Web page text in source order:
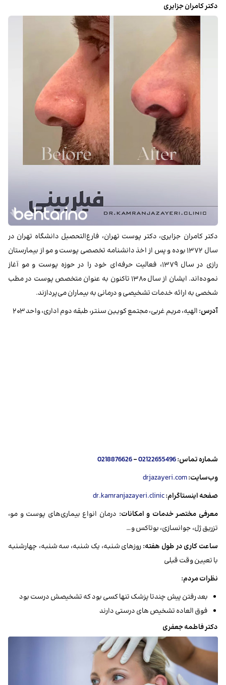
دکتر کامران جزایری
دکتر کامران جزایری، دکتر پوست تهران، فارغ‌التحصیل دانشگاه تهران در
سال ۱۳۷۲ بوده و پس از اخذ دانشنامه تخصصی پوست و مو از بیمارستان
رازی در سال ۱۳۷۹، فعالیت حرفه‌ای خود را در حوزه پوست و مو آغاز
نموده‌اند. ایشان از سال ۱۳۸۰ تاکنون به عنوان متخصص پوست در مطب
شخصی به ارائه خدمات تشخیصی و درمانی به بیماران می‌پردازند.
آدرس:الهیه، مریم غربی، مجتمع کویین سنتر، طبقه دوم اداری، واحد ۲۰۳
شماره تماس:02122655496
-
0218876626
وب‌سایت:drjazayeri.com
صفحه اینستاگرام:dr.kamranjazayeri.clinic
معرفی مختصر خدمات و امکانات: درمان انواع بیماری‌های پوست و مو،
تزریق ژل، جوانسازی، بوتاکس و…
ساعت کاری در طول هفته:روزهای شنبه، یک شنبه، سه شنبه، چهارشنبه
با تعیین وقت قبلی
نظرات مردم:
بعد رفتن پیش چندتا پزشک تنها کسی بود که تشخیصش درست بود
فوق العاده تشخیص های درستی دارند
دکتر فاطمه جعفری